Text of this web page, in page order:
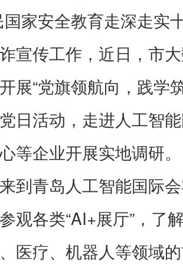
国家安全教育走深走实
宣传工作，近日，市
展“党旗领航向，践学
日活动，走进人工智
等企业开展实地调研。
到青岛人工智能国际
观各类“AI+展厅”，了
医疗、机器人等领域